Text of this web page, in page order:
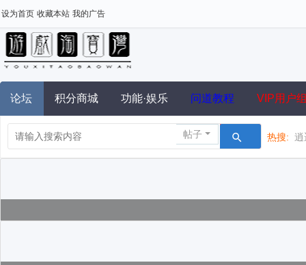
设为首页 收藏本站 我的广告
论坛 积分商城 功能·娱乐 问道教程 VIP用户
帖子 热搜: 逍